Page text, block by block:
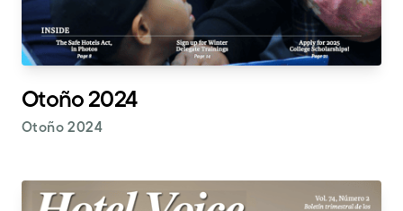
Otoño 2024
Otoño 2024